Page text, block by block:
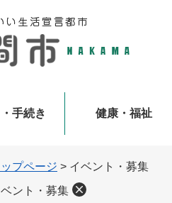
手続き 健康・福祉
ップページ > イベント・募集
ント・募集